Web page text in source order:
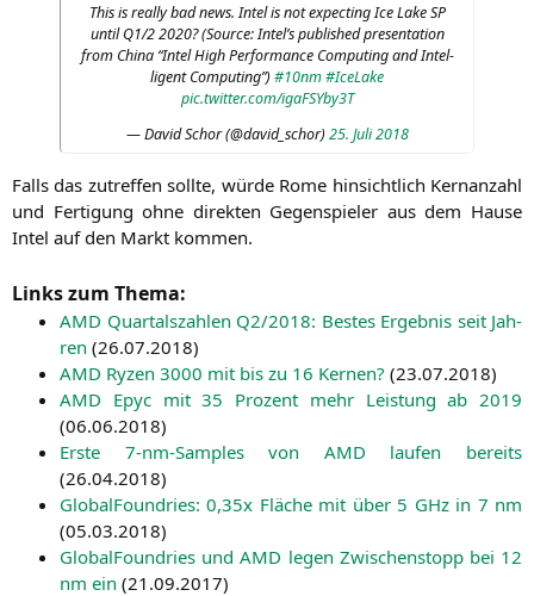
This is real­ly bad news. Intel is not expec­ting Ice LakeSP
untilQ1/2 2020? (Source: Intel’s published pre­sen­ta­ti­on
from Chi­na “Intel High Per­for­mance Com­pu­ting and Intel­
li­gent Com­pu­ting”) #10nm#Ice­La­ke
pic.twitter.com/igaFSYby3T
— David Schor (@david_schor) 25. Juli 2018
Falls das zutref­fen soll­te, wür­de Rome hin­sicht­lich Kern­an­zahl
und Fer­ti­gung ohne direk­ten Gegen­spie­ler aus dem Hau­se
Intel auf den Markt kommen.
Links zum Thema:
AMD Quar­tals­zah­len Q2/2018: Bes­tes Ergeb­nis seit Jah­
ren (26.07.2018)
AMD Ryzen 3000 mit bis zu 16 Ker­nen? (23.07.2018)
AMD Epyc mit 35 Pro­zent mehr Leis­tung ab 2019
(06.06.2018)
Ers­te 7‑nm-Samples von AMD lau­fen bereits
(26.04.2018)
Glo­bal­Found­ries: 0,35x Flä­che mit über 5 GHz in 7 nm
(05.03.2018)
Glo­bal­Found­ries undAMD legen Zwi­schen­stopp bei 12
nm ein (21.09.2017)